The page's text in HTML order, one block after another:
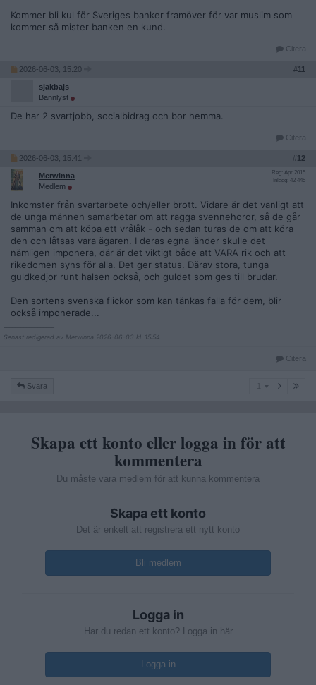
Kommer bli kul för Sveriges banker framöver för var muslim som
kommer så mister banken en kund.
Citera
2026-06-03, 15:20 #11
sjakbajs
Bannlyst
De har 2 svartjobb, socialbidrag och bor hemma.
Citera
2026-06-03, 15:41 #12
Merwinna
Medlem
Reg: Apr 2015
Inlägg: 42 445
Inkomster från svartarbete och/eller brott. Vidare är det vanligt att
de unga männen samarbetar om att ragga svennehoror, så de går
samman om att köpa ett vrålåk - och sedan turas de om att köra
den och låtsas vara ägaren. I deras egna länder skulle det
nämligen imponera, där är det viktigt både att VARA rik och att
rikedomen syns för alla. Det ger status. Därav stora, tunga
guldkedjor runt halsen också, och guldet som ges till brudar.
Den sortens svenska flickor som kan tänkas falla för dem, blir
också imponerade...
Senast redigerad av Merwinna 2026-06-03 kl. 15:54.
Citera
Svara
Skapa ett konto eller logga in för att
kommentera
Du måste vara medlem för att kunna kommentera
Skapa ett konto
Det är enkelt att registrera ett nytt konto
Bli medlem
Logga in
Har du redan ett konto? Logga in här
Logga in